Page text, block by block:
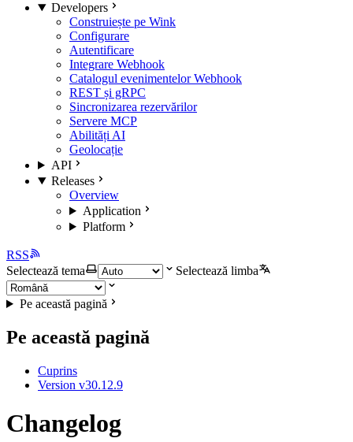
Developers
Construiește pe Wink
Configurare
Autentificare
Integrare Webhook
Catalogul evenimentelor Webhook
REST și gRPC
Sincronizarea rezervărilor
Servere MCP
Abilități AI
Geolocație
API
Releases
Overview
Application
Platform
RSS
Selectează tema
Selectează limba
Pe această pagină
Pe această pagină
Cuprins
Version v30.12.9
Changelog